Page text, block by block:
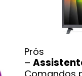
Prós
–